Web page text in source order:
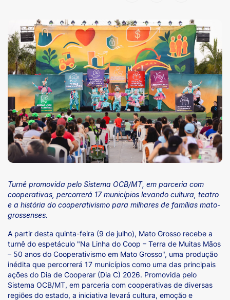
Turnê promovida pelo Sistema OCB/MT, em parceria com
cooperativas, percorrerá 17 municípios levando cultura, teatro
e a história do cooperativismo para milhares de famílias mato-
grossenses.
A partir desta quinta-feira (9 de julho), Mato Grosso recebe a
turnê do espetáculo "Na Linha do Coop – Terra de Muitas Mãos
– 50 anos do Cooperativismo em Mato Grosso", uma produção
inédita que percorrerá 17 municípios como uma das principais
ações do Dia de Cooperar (Dia C) 2026. Promovida pelo
Sistema OCB/MT, em parceria com cooperativas de diversas
regiões do estado, a iniciativa levará cultura, emoção e